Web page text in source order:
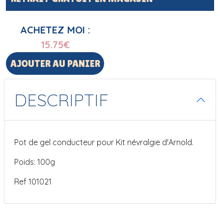
ACHETEZ MOI :
15.75€
AJOUTER AU PANIER
DESCRIPTIF
Pot de gel conducteur pour Kit névralgie d'Arnold.
Poids: 100g
Ref 101021